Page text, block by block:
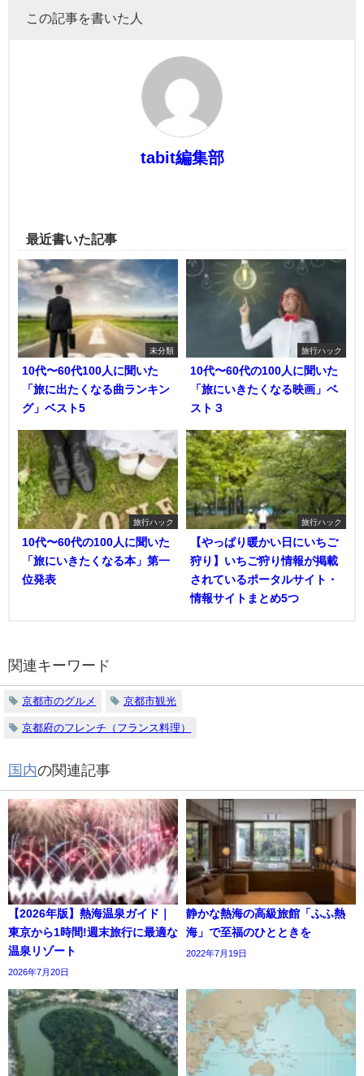
この記事を書いた人
tabit編集部
最近書いた記事
未分類
10代〜60代100人に聞いた
「旅に出たくなる曲ランキン
グ」ベスト5
旅行ハック
10代〜60代の100人に聞いた
「旅にいきたくなる映画」ベ
スト３
旅行ハック
10代〜60代の100人に聞いた
「旅にいきたくなる本」第一
位発表
旅行ハック
【やっぱり暖かい日にいちご
狩り】いちご狩り情報が掲載
されているポータルサイト・
情報サイトまとめ5つ
関連キーワード
京都市のグルメ 京都市観光
京都府のフレンチ（フランス料理）
国内の関連記事
【2026年版】熱海温泉ガイド｜
東京から1時間!週末旅行に最適な
温泉リゾート
2026年7月20日
静かな熱海の高級旅館「ふふ熱
海」で至福のひとときを
2022年7月19日